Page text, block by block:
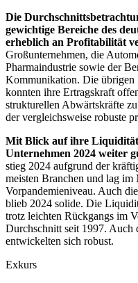
Die
gewichtige Bereiche des
erheblich an Profitabilität
Großunternehmen, die
Pharmaindustrie sowie der
Kommunikation. Die übrigen
konnten ihre Ertragskraft
strukturellen Abwärtskräfte
der vergleichsweise robuste
Mit Blick auf ihre
Unternehmen 2024 weiter
stieg 2024 aufgrund der
meisten Branchen und lag
Vorpandemieniveau. Auch
blieb 2024 solide. Die
trotz leichten Rückgangs im
Durchschnitt seit 1997. Auch
entwickelten sich robust.
Exkurs